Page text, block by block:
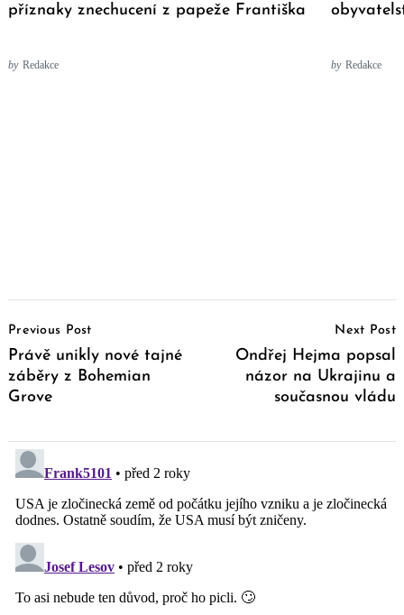
příznaky znechucení z papeže Františka
by Redakce by Redakce
Navigation
Previous Post
Právě unikly nové tajné
záběry z Bohemian
Grove
Next Post
Ondřej Hejma popsal
názor na Ukrajinu a
současnou vládu